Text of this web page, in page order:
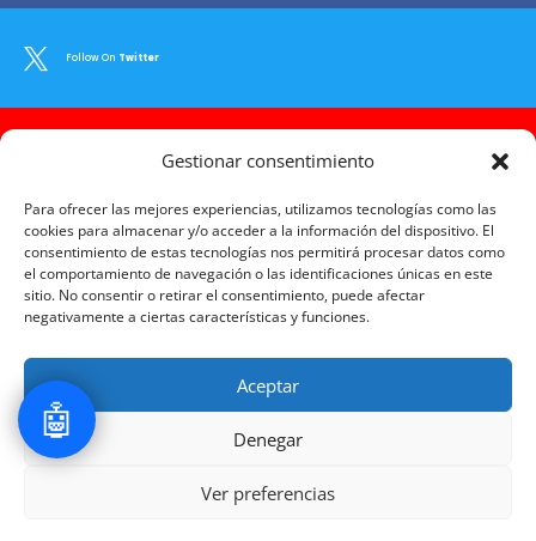
Gestionar consentimiento
Para ofrecer las mejores experiencias, utilizamos tecnologías como las
cookies para almacenar y/o acceder a la información del dispositivo. El
consentimiento de estas tecnologías nos permitirá procesar datos como
el comportamiento de navegación o las identificaciones únicas en este
sitio. No consentir o retirar el consentimiento, puede afectar
negativamente a ciertas características y funciones.
Aceptar
Denegar
Ver preferencias
🤖
 Follow On Twitter
Youtube
 Follow OnInstagram
 Follow OnLinkedIn
 Follow On